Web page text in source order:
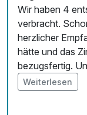
Wir haben 4
verbracht.
herzlicher
hätte und das
bezugsfertig.
Menü, welches
während des
Weiterlesen